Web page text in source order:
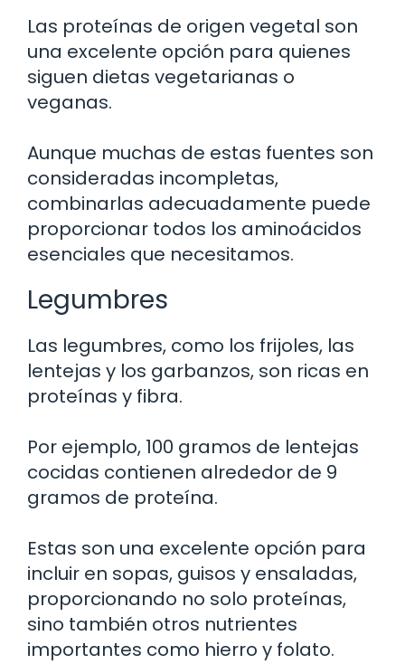
Las proteínas de origen vegetal son
una excelente opción para quienes
siguen dietas vegetarianas o
veganas.
Aunque muchas de estas fuentes son
consideradas incompletas,
combinarlas adecuadamente puede
proporcionar todos los aminoácidos
esenciales que necesitamos.
Legumbres
Las legumbres, como los frijoles, las
lentejas y los garbanzos, son ricas en
proteínas y fibra.
Por ejemplo, 100 gramos de lentejas
cocidas contienen alrededor de 9
gramos de proteína.
Estas son una excelente opción para
incluir en sopas, guisos y ensaladas,
proporcionando no solo proteínas,
sino también otros nutrientes
importantes como hierro y folato.